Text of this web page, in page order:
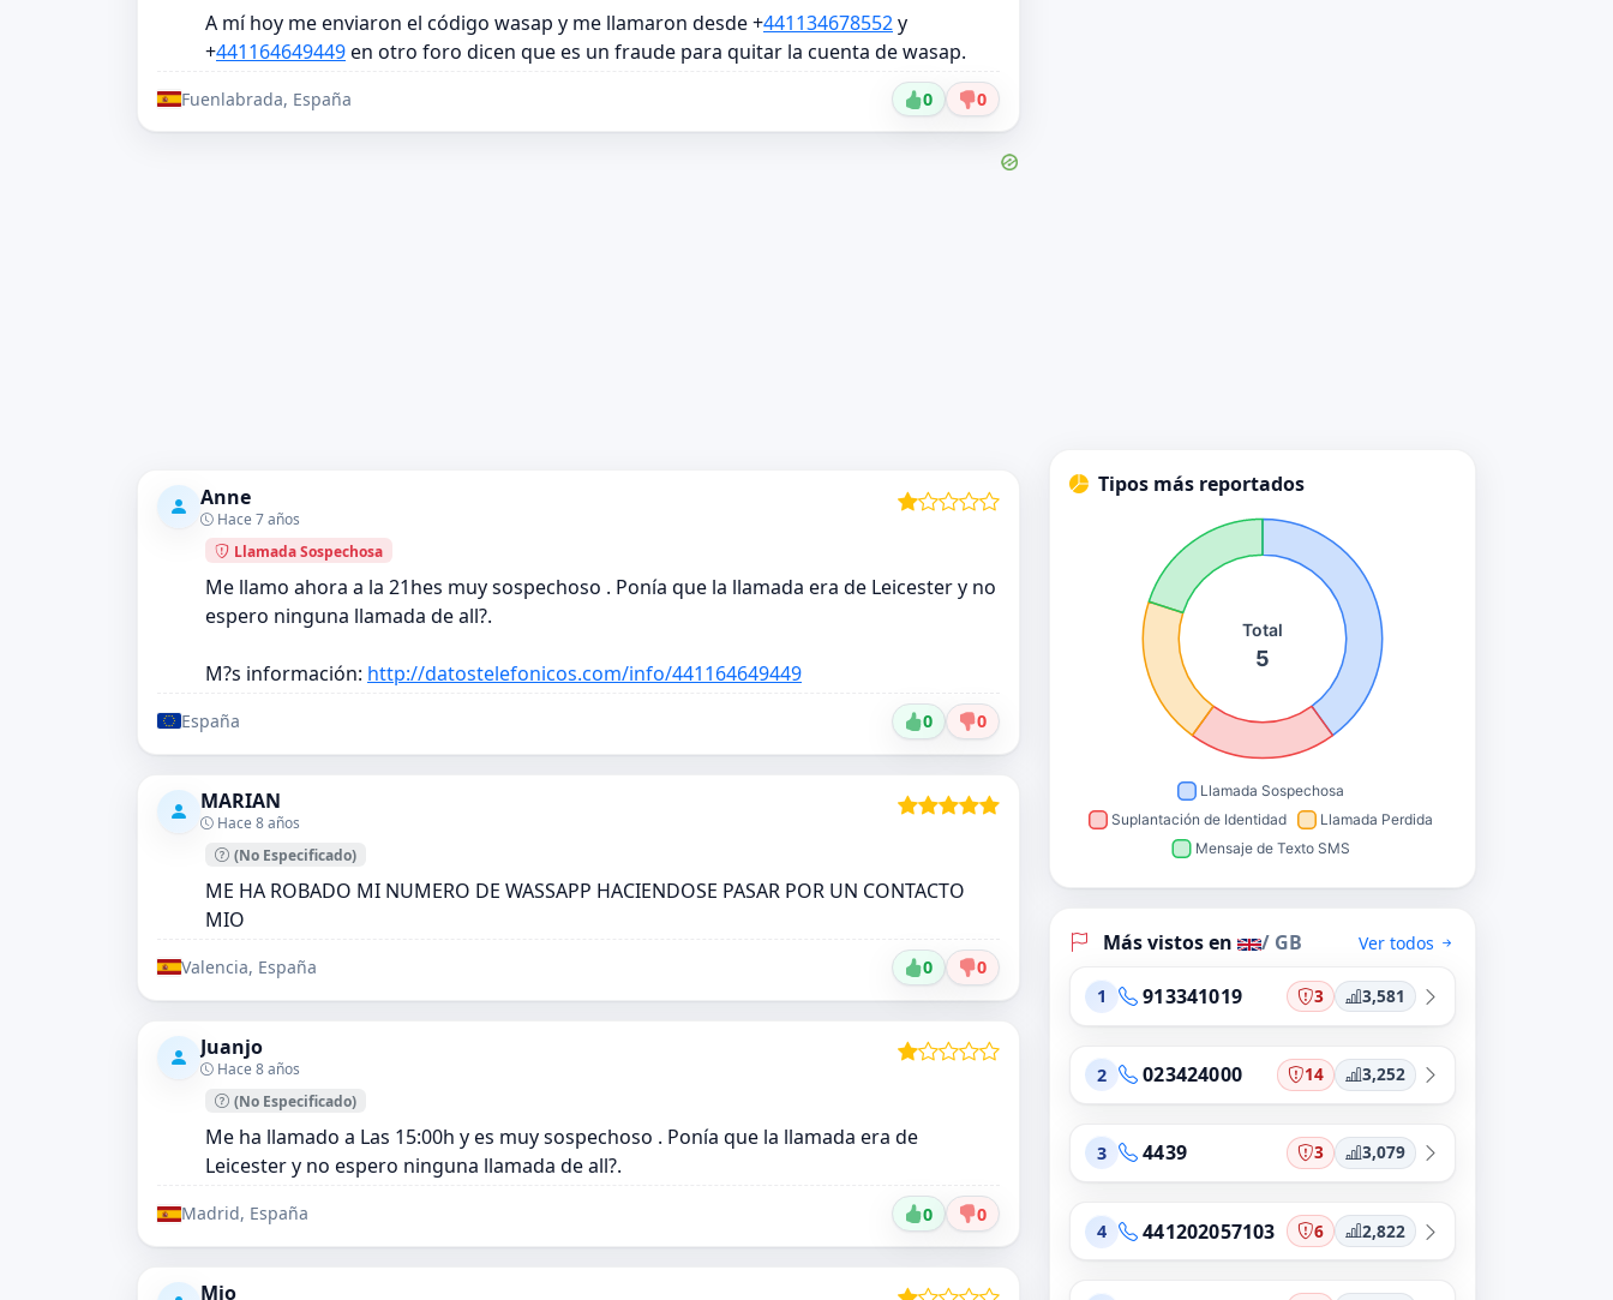
A mí hoy me enviaron el código wasap y me llamaron desde +441134678552y
+441164649449en otro foro dicen que es un fraude para quitar la cuenta de wasap.
Fuenlabrada, España 0 0
Anne
Hace 7 años
Llamada Sospechosa
Me llamo ahora a la 21hes muy sospechoso . Ponía que la llamada era de Leicester y no
espero ninguna llamada de all?.
M?s información: http://datostelefonicos.com/info/441164649449
España 0 0
MARIAN
Hace 8 años
(No Especificado)
ME HA ROBADO MI NUMERO DE WASSAPP HACIENDOSE PASAR POR UN CONTACTO
MIO
Valencia, España 0 0
Juanjo
Hace 8 años
(No Especificado)
Me ha llamado a Las 15:00h y es muy sospechoso . Ponía que la llamada era de
Leicester y no espero ninguna llamada de all?.
Madrid, España 0 0
Mio
Tipos más reportados
Más vistos en / GB Ver todos
1 913341019 3 3,581
2 023424000 14 3,252
3 4439 3 3,079
4 441202057103 6 2,822